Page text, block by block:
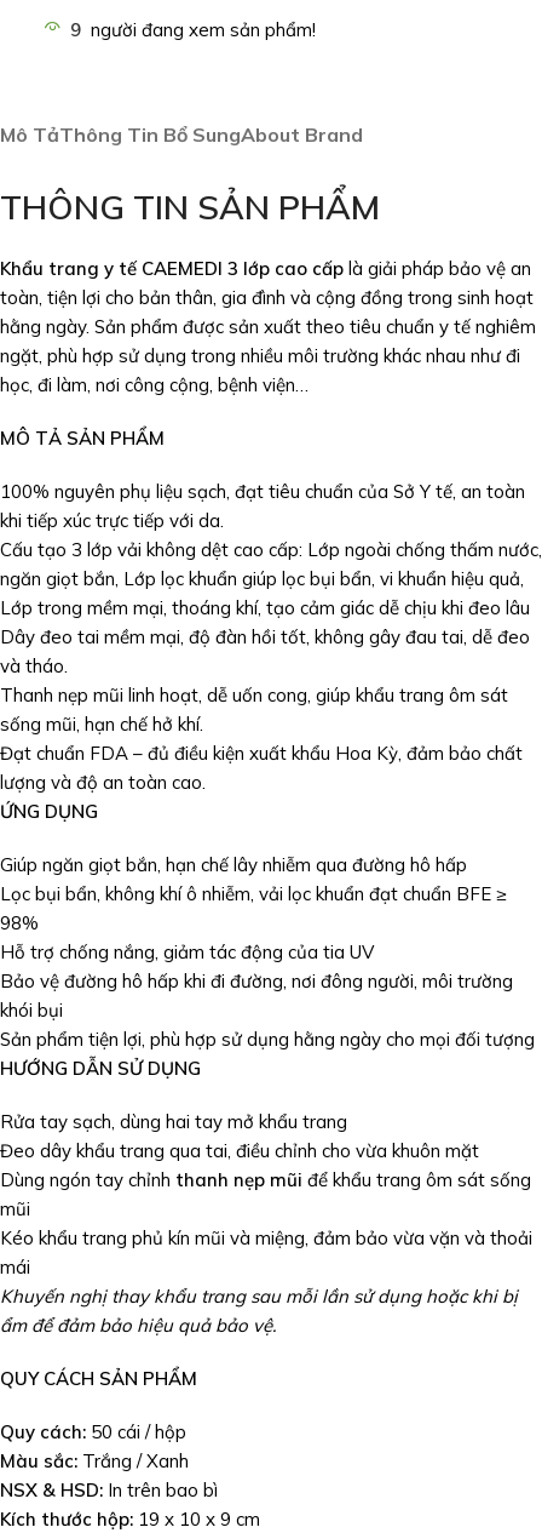
9 người đang xem sản phẩm!
Mô TảThông Tin Bổ SungAbout Brand
THÔNG TIN SẢN PHẨM
Khẩu trang y tế CAEMEDI 3 lớp cao cấp là giải pháp bảo vệ an
toàn, tiện lợi cho bản thân, gia đình và cộng đồng trong sinh hoạt
hằng ngày. Sản phẩm được sản xuất theo tiêu chuẩn y tế nghiêm
ngặt, phù hợp sử dụng trong nhiều môi trường khác nhau như đi
học, đi làm, nơi công cộng, bệnh viện…
MÔ TẢ SẢN PHẨM
100% nguyên phụ liệu sạch, đạt tiêu chuẩn của Sở Y tế, an toàn
khi tiếp xúc trực tiếp với da.
Cấu tạo 3 lớp vải không dệt cao cấp: Lớp ngoài chống thấm nước,
ngăn giọt bắn, Lớp lọc khuẩn giúp lọc bụi bẩn, vi khuẩn hiệu quả,
Lớp trong mềm mại, thoáng khí, tạo cảm giác dễ chịu khi đeo lâu
Dây đeo tai mềm mại, độ đàn hồi tốt, không gây đau tai, dễ đeo
và tháo.
Thanh nẹp mũi linh hoạt, dễ uốn cong, giúp khẩu trang ôm sát
sống mũi, hạn chế hở khí.
Đạt chuẩn FDA – đủ điều kiện xuất khẩu Hoa Kỳ, đảm bảo chất
lượng và độ an toàn cao.
ỨNG DỤNG
Giúp ngăn giọt bắn, hạn chế lây nhiễm qua đường hô hấp
Lọc bụi bẩn, không khí ô nhiễm, vải lọc khuẩn đạt chuẩn BFE ≥
98%
Hỗ trợ chống nắng, giảm tác động của tia UV
Bảo vệ đường hô hấp khi đi đường, nơi đông người, môi trường
khói bụi
Sản phẩm tiện lợi, phù hợp sử dụng hằng ngày cho mọi đối tượng
HƯỚNG DẪN SỬ DỤNG
Rửa tay sạch, dùng hai tay mở khẩu trang
Đeo dây khẩu trang qua tai, điều chỉnh cho vừa khuôn mặt
Dùng ngón tay chỉnh thanh nẹp mũi để khẩu trang ôm sát sống
mũi
Kéo khẩu trang phủ kín mũi và miệng, đảm bảo vừa vặn và thoải
mái
Khuyến nghị thay khẩu trang sau mỗi lần sử dụng hoặc khi bị
ẩm để đảm bảo hiệu quả bảo vệ.
QUY CÁCH SẢN PHẨM
Quy cách: 50 cái / hộp
Màu sắc: Trắng / Xanh
NSX & HSD: In trên bao bì
Kích thước hộp: 19 x 10 x 9 cm